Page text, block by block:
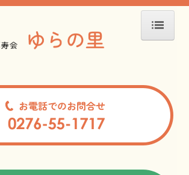
別養護老人ホーム
護老人ホーム